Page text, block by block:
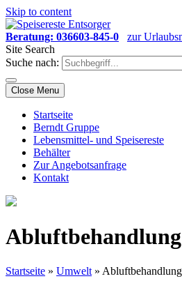
Skip to content
Beratung: 036603-845-0
zur
Site Search
Suche nach:
Close Menu
Startseite
Berndt Gruppe
Lebensmittel- und Speisereste
Behälter
Zur Angebotsanfrage
Kontakt
Abluftbehandlung
Startseite » Umwelt » Abluftbehandlung